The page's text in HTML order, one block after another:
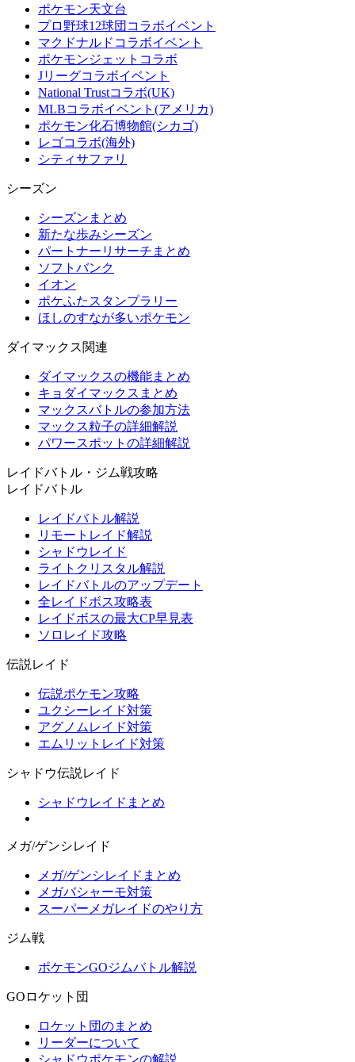
ポケモン天文台
プロ野球12球団コラボイベント
マクドナルドコラボイベント
ポケモンジェットコラボ
Jリーグコラボイベント
National Trustコラボ(UK)
MLBコラボイベント(アメリカ)
ポケモン化石博物館(シカゴ)
レゴコラボ(海外)
シティサファリ
シーズン
シーズンまとめ
新たな歩みシーズン
パートナーリサーチまとめ
ソフトバンク
イオン
ポケふたスタンプラリー
ほしのすなが多いポケモン
ダイマックス関連
ダイマックスの機能まとめ
キョダイマックスまとめ
マックスバトルの参加方法
マックス粒子の詳細解説
パワースポットの詳細解説
レイドバトル・ジム戦攻略
レイドバトル
レイドバトル解説
リモートレイド解説
シャドウレイド
ライトクリスタル解説
レイドバトルのアップデート
全レイドボス攻略表
レイドボスの最大CP早見表
ソロレイド攻略
伝説レイド
伝説ポケモン攻略
ユクシーレイド対策
アグノムレイド対策
エムリットレイド対策
シャドウ伝説レイド
シャドウレイドまとめ
メガ/ゲンシレイド
メガ/ゲンシレイドまとめ
メガバシャーモ対策
スーパーメガレイドのやり方
ジム戦
ポケモンGOジムバトル解説
GOロケット団
ロケット団のまとめ
リーダーについて
シャドウポケモンの解説